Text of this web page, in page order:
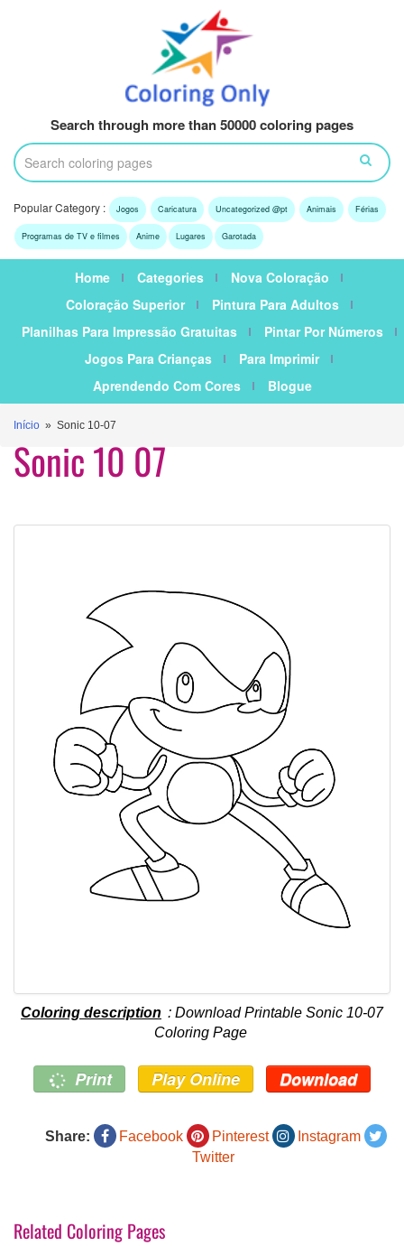
Search through more than 50000 coloring pages
Popular Category : Jogos Caricatura Uncategorized @pt Animais Férias
Programas de TV e filmes Anime Lugares Garotada
Home Categories
Nova Coloração
Coloração Superior
Pintura Para Adultos
Planilhas Para Impressão Gratuitas
Pintar Por Números
Jogos Para Crianças
Para Imprimir
Aprendendo Com Cores
Blogue
Início » Sonic 10-07
Sonic 10 07
Coloring description : Download Printable Sonic 10-07
Coloring Page
Print Play Online Download
Share: Facebook Pinterest
Instagram
Twitter
Related Coloring Pages